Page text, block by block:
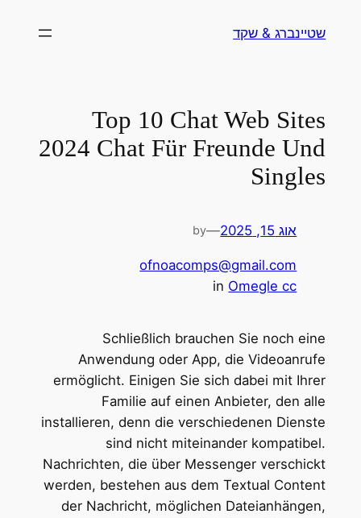
לתוכןשטיינברג & שקד
Top 10 Chat Web Sites
2024 Chat Für Freunde Und
Singles
אוג 15, 2025 —
by
ofnoacomps@gmail.com
in Omegle cc
Schließlich brauchen Sie noch eine
Anwendung oder App, die Videoanrufe
ermöglicht. Einigen Sie sich dabei mit Ihrer
Familie auf einen Anbieter, den alle
installieren, denn die verschiedenen Dienste
sind nicht miteinander kompatibel.
Nachrichten, die über Messenger verschickt
werden, bestehen aus dem Textual Content
der Nachricht, möglichen Dateianhängen,